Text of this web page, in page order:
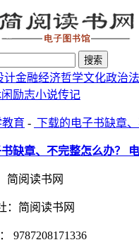
搜索
计金融经济哲学文化政治
励志小说传记
育 - 下载的电子书缺章、
缺章、不完整怎么办？
简阅读书网
：简阅读书网
9787208171336